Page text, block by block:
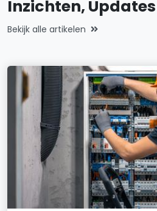
Inzichten,
Bekijk alle artikelen